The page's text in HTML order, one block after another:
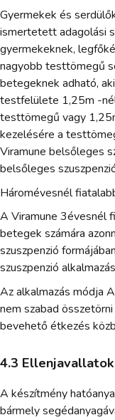
Gyermekek és
ismertetett adagolási
gyermekeknek,
nagyobb testtömegű
betegeknek adható,
testfelülete 1,25m -
testtömegű vagy
kezelésére a
Viramune belsőleges
belsőleges
Háromévesnél
A Viramune 3évesnél
betegek számára
szuszpenzió
szuszpenzió
Az alkalmazás módja
nem szabad
bevehető étkezés
4.3 Ellenjavallatok
A készítmény
bármely